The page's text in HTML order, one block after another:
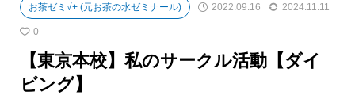
お茶ゼミ√+ (元お茶の水ゼミナール) 2022.09.16 2024.11.11
0
【東京本校】私のサークル活動【ダイ
ビング】